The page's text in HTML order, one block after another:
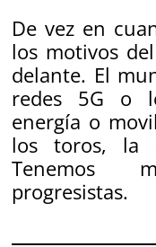
De vez en
los motivos
delante. El
redes 5G o
energía o
los toros, la
Tenemos
progresistas.